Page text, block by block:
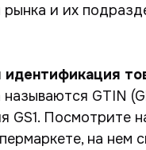
рынка и их
идентификация
GTIN
GS1. Посмотрите
на нем